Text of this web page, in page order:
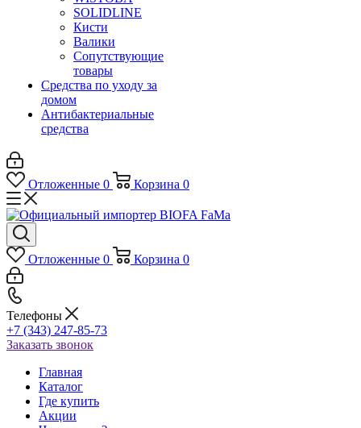
SOLIDLINE
Кисти
Валики
Сопутствующие
товары
Средства по уходу за
домом
Антибактериальные
средства
Отложенные 0 Корзина 0
Отложенные 0 Корзина 0
Телефоны
+7 (343) 247-85-73
Заказать звонок
Главная
Каталог
Где купить
Акции